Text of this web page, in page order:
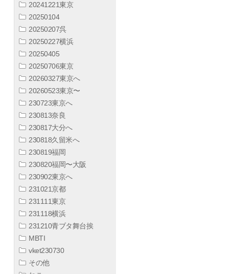
20241221東京
20250104
20250207呉
20250227横浜
20250405
20250706東京
20260327東京へ
20260523東京〜
230723東京へ
230813奈良
230817大分へ
230818久留米へ
230819福岡
230820福岡〜大阪
230902東京へ
231021京都
231111東京
231118横浜
231210青ブタ舞台挨
MBTI
vket230730
その他